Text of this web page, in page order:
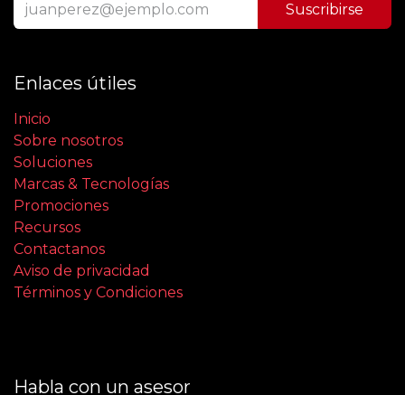
Suscribirse
Enlaces útiles
Inicio
Sobre nosotros
Soluciones
Marcas & Tecnologías
Promociones
Recursos
Contactanos
Aviso de privacidad
Términos y Condiciones
Habla con un asesor